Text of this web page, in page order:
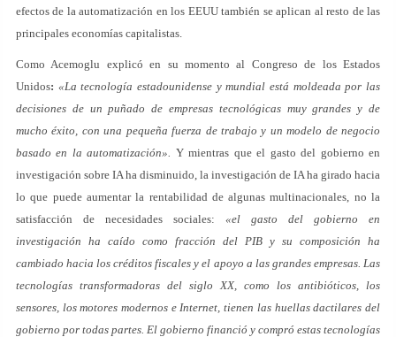
efectos de la automatización en los EEUU también se aplican al resto de las
principales economías capitalistas.
Como Acemoglu explicó en su momento al Congreso de los Estados
Unidos: «La tecnología estadounidense y mundial está moldeada por las
decisiones de un puñado de empresas tecnológicas muy grandes y de
mucho éxito, con una pequeña fuerza de trabajo y un modelo de negocio
basado en la automatización». Y mientras que el gasto del gobierno en
investigación sobre IA ha disminuido, la investigación de IA ha girado hacia
lo que puede aumentar la rentabilidad de algunas multinacionales, no la
satisfacción de necesidades sociales: «el gasto del gobierno en
investigación ha caído como fracción del PIB y su composición ha
cambiado hacia los créditos fiscales y el apoyo a las grandes empresas. Las
tecnologías transformadoras del siglo XX, como los antibióticos, los
sensores, los motores modernos e Internet, tienen las huellas dactilares del
gobierno por todas partes. El gobierno financió y compró estas tecnologías